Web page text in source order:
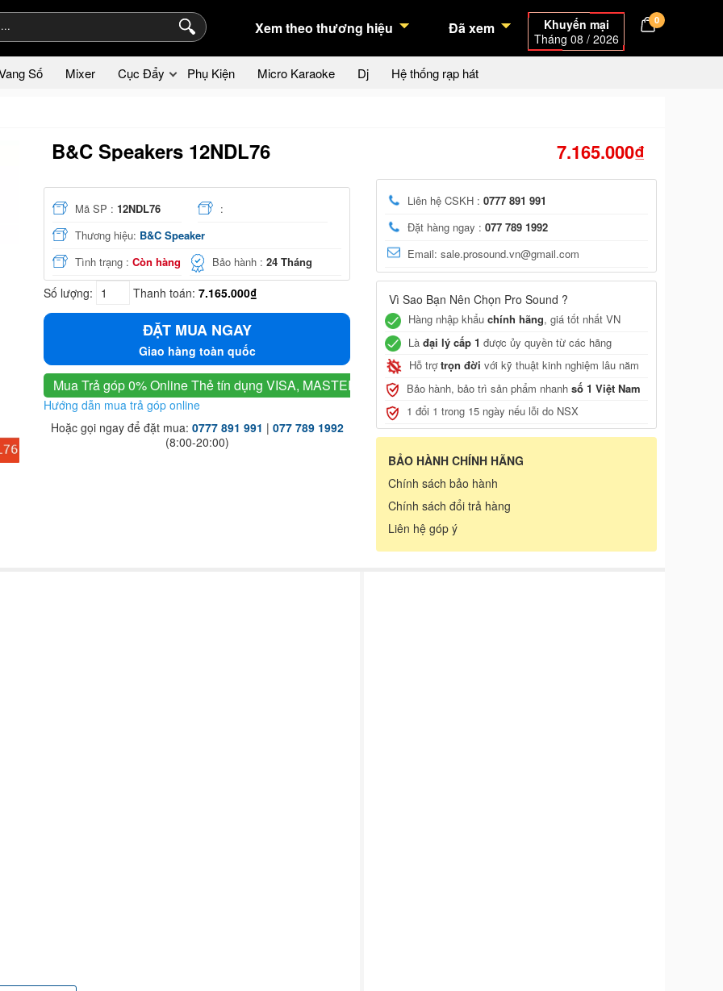
Xem theo thương hiệu Đã xem
Khuyến mại
Tháng 08 / 2026
0
Số Mixer Cục Đẩy Phụ Kiện Micro Karaoke Dj Hệ thống rạp hát
B&C Speakers 12NDL76 7.165.000₫
Mã SP : 12NDL76
:
Thương hiệu: B&C Speaker
Tình trạng : Còn hàng Bảo hành :24 Tháng
Số lượng: Thanh toán: 7.165.000₫
ĐẶT MUA NGAY
Giao hàng toàn quốc
Mua Trả góp 0% OnlineThẻ tín dụng VISA, MASTER, JCB
Hướng dẫn mua trả góp online
Hoặc gọi ngay để đặt mua: 0777 891 991 | 077 789 1992
(8:00-20:00)
Liên hệ CSKH : 0777 891 991
Đặt hàng ngay : 077 789 1992
Email: sale.prosound.vn@gmail.com
Vì Sao Bạn Nên Chọn Pro Sound ?
Hàng nhập khẩu chính hãng, giá tốt nhất VN
Là đại lý cấp 1 được ủy quyền từ các hãng
Hỗ trợtrọn đời với kỹ thuật kinh nghiệm lâu năm
Bảo hành, bảo trì sản phẩm nhanh số 1 Việt Nam
1 đổi 1 trong 15 ngày nếu lỗi do NSX
BẢO HÀNH CHÍNH HÃNG
Chính sách bảo hành
Chính sách đổi trả hàng
Liên hệ góp ý